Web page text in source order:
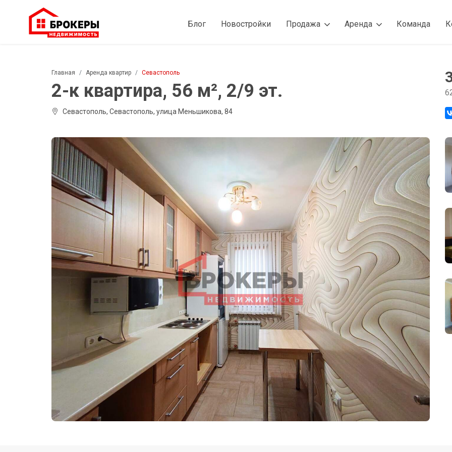
Блог Новостройки Продажа Аренда Команда
Главная Аренда квартир Севастополь
2-к квартира, 56 м², 2/9 эт.
Севастополь, Севастополь, улица Меньшикова, 84